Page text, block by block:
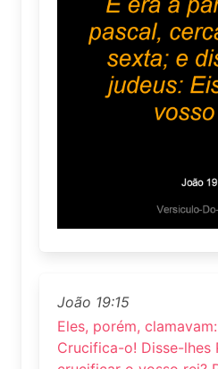
João 19:15
Eles, porém,
Crucifica-o! Disse-lhes